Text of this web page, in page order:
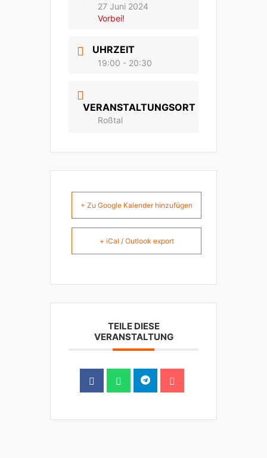
27 Juni 2024
Vorbei!
UHRZEIT
19:00 - 20:30
VERANSTALTUNGSORT
Roßtal
+ Zu Google Kalender hinzufügen
+ iCal / Outlook export
TEILE DIESE
VERANSTALTUNG